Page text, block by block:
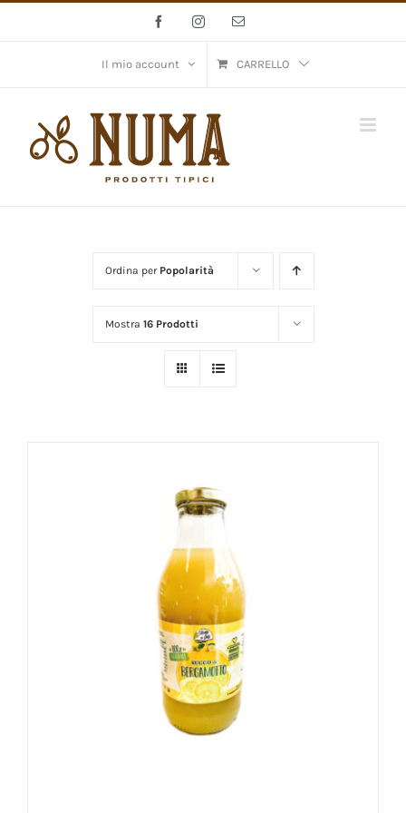
FacebookInstagramEmail
Il mio account CARRELLO
Ordina per Popolarità
Mostra 16 Prodotti